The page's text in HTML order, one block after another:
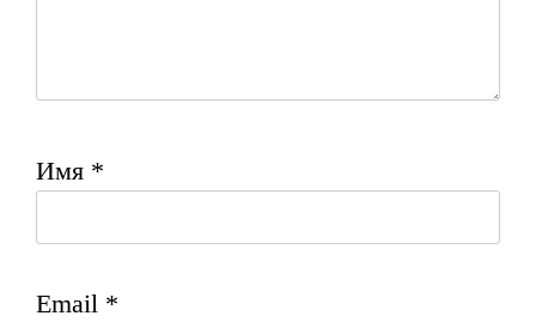
Имя *
Email *